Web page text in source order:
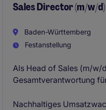
Sales Director (m/w/d)
Baden-Württemberg
Festanstellung
Als Head of Sales (m/w/
Gesamtverantwortung
Nachhaltiges